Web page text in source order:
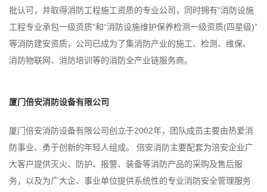
批认可，并取得消防工程施工资质的专业公司，同时拥有“消防设施
工程专业承包一级资质”和“消防设施维护保养检测一级资质(四星级)”
等消防建安资质，公司已成为了集消防产业的施工、检测、维保、
消防物联网、消防培训等的消防全产业链服务商。
厦门倍安消防设备有限公司
厦门倍安消防设备有限公司创立于2002年，团队成员主要由热爱消
防事业、勇于创新的年轻人组成。 倍安消防主要配套为涪安企业广
大客户提供灭火、防护、报警、装备等消防产品的采购及售后服
务，以及为广大企、事业单位提供系统性的专业消防安全管理服务